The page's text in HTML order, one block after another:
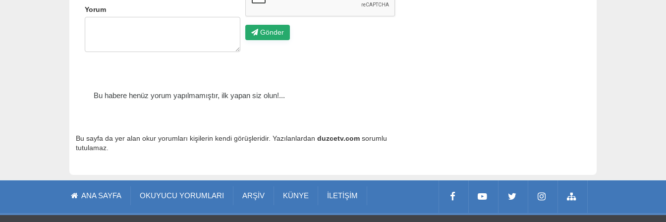
Yorum
Gönder
Bu habere henüz yorum yapılmamıştır, ilk yapan siz olun!...
Bu sayfa da yer alan okur yorumları kişilerin kendi görüşleridir. Yazılanlardan duzcetv.com sorumlu
tutulamaz.
ANA SAYFA OKUYUCU YORUMLARI ARŞİV KÜNYE İLETİŞİM